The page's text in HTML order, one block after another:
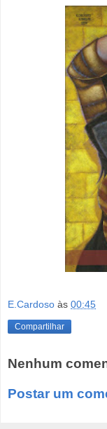
E.Cardoso às 00:45
Compartilhar
Nenhum
Postar um